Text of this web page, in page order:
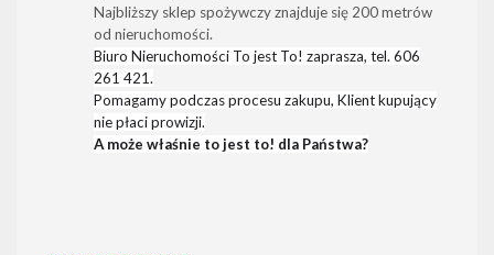
Najbliższy sklep spożywczy znajduje się 200 metrów
od nieruchomości.
Biuro Nieruchomości To jest To! zaprasza, tel. 606
261 421.
Pomagamy podczas procesu zakupu, Klient kupujący
nie płaci prowizji.
A może właśnie to jest to! dla Państwa?